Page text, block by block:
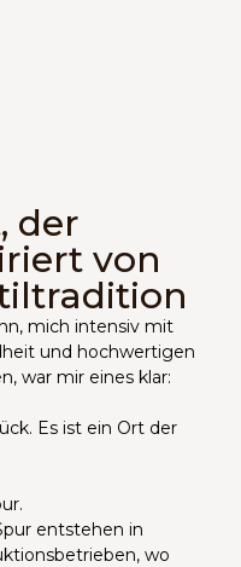
der
von
mich intensiv mit
und hochwertigen
war mir eines klar:
Es ist ein Ort der
entstehen in
wo